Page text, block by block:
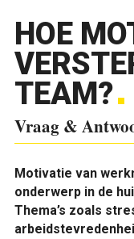
HOE
TEAM?
Vraag &
Motivatie van
onderwerp in de
Thema’s zoals